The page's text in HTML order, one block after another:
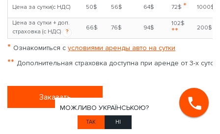
МОЖЛИВО УКРАЇНСЬКОЮ?
ТАК НІ
Цена за сутки(с НДС) 50$ 56$ 64$ 72$ * 1000$
Цена за сутки + доп.
страховка (с НДС)
?
66$ 76$ 94$
102$
** 200$
* Ознакомиться с условиями аренды авто на сутки
** Дополнительная страховка доступна при аренде от 3-х суток
Заказать